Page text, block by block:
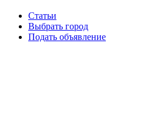
Статьи
Выбрать город
Подать объявление